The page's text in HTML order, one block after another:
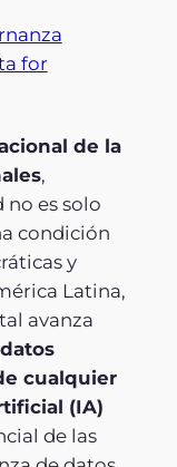
for
de la
,
no es solo
condición
y
Latina,
avanza
cualquier
(IA)
de las